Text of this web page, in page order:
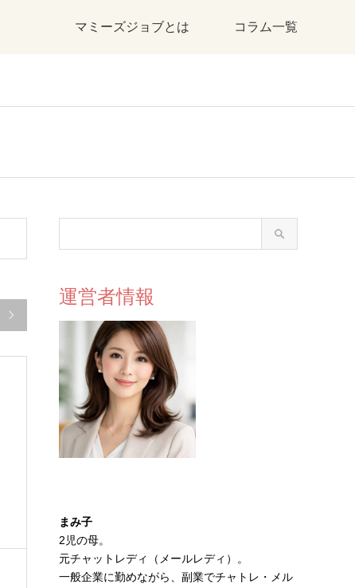
マミーズジョブとは コラム一覧

運営者情報
まみ子
2児の母。
元チャットレディ（メールレディ）。
一般企業に勤めながら、副業でチャトレ・メル